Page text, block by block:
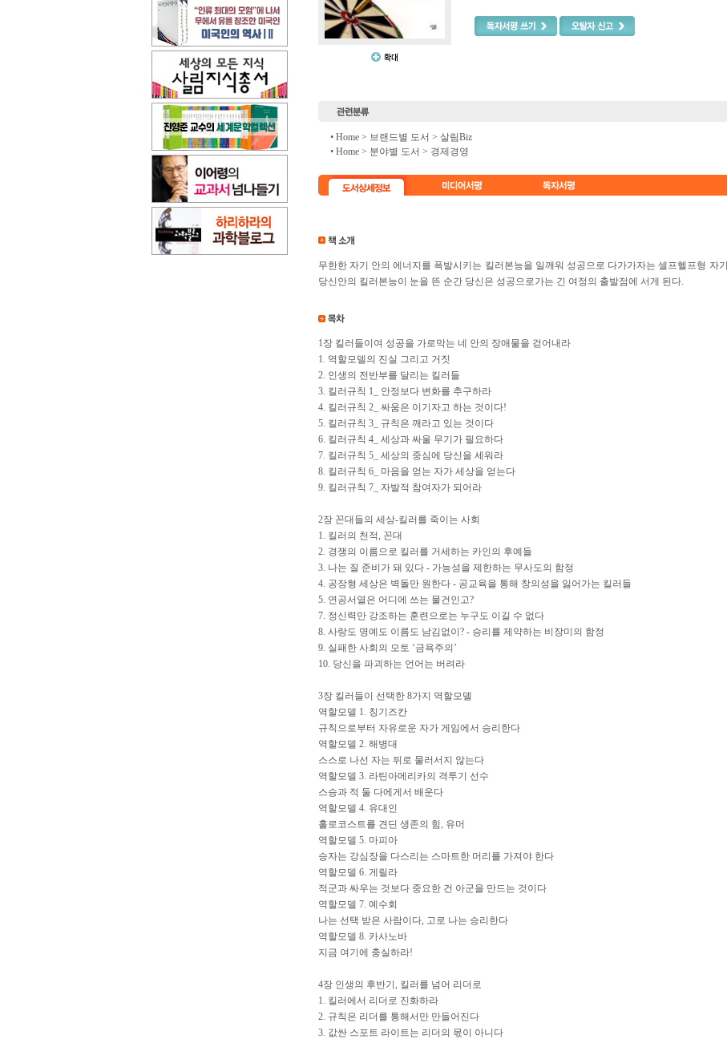
• Home > 브랜드별 도서 > 살림Biz
• Home > 분야별 도서 > 경제경영
무한한 자기 안의 에너지를 폭발시키는 킬러본능을 일깨워 성공으로 다가가자는 셀프헬프형 자
당신안의 킬러본능이 눈을 뜬 순간 당신은 성공으로가는 긴 여정의 출발점에 서게 된다.
1장 킬러들이여 성공을 가로막는 네 안의 장애물을 걷어내라
1. 역할모델의 진실 그리고 거짓
2. 인생의 전반부를 달리는 킬러들
3. 킬러규칙 1_ 안정보다 변화를 추구하라
4. 킬러규칙 2_ 싸움은 이기자고 하는 것이다!
5. 킬러규칙 3_ 규칙은 깨라고 있는 것이다
6. 킬러규칙 4_ 세상과 싸울 무기가 필요하다
7. 킬러규칙 5_ 세상의 중심에 당신을 세워라
8. 킬러규칙 6_ 마음을 얻는 자가 세상을 얻는다
9. 킬러규칙 7_ 자발적 참여자가 되어라
2장 꼰대들의 세상-킬러를 죽이는 사회
1. 킬러의 천적, 꼰대
2. 경쟁의 이름으로 킬러를 거세하는 카인의 후예들
3. 나는 질 준비가 돼 있다 - 가능성을 제한하는 무사도의 함정
4. 공장형 세상은 벽돌만 원한다 - 공교육을 통해 창의성을 잃어가는 킬러들
5. 연공서열은 어디에 쓰는 물건인고?
7. 정신력만 강조하는 훈련으로는 누구도 이길 수 없다
8. 사랑도 명예도 이름도 남김없이? - 승리를 제약하는 비장미의 함정
9. 실패한 사회의 모토 ‘금욕주의’
10. 당신을 파괴하는 언어는 버려라
3장 킬러들이 선택한 8가지 역할모델
역할모델 1. 칭기즈칸
규칙으로부터 자유로운 자가 게임에서 승리한다
역할모델 2. 해병대
스스로 나선 자는 뒤로 물러서지 않는다
역할모델 3. 라틴아메리카의 격투기 선수
스승과 적 둘 다에게서 배운다
역할모델 4. 유대인
홀로코스트를 견딘 생존의 힘, 유머
역할모델 5. 마피아
승자는 강심장을 다스리는 스마트한 머리를 가져야 한다
역할모델 6. 게릴라
적군과 싸우는 것보다 중요한 건 아군을 만드는 것이다
역할모델 7. 예수회
나는 선택 받은 사람이다, 고로 나는 승리한다
역할모델 8. 카사노바
지금 여기에 충실하라!
4장 인생의 후반기, 킬러를 넘어 리더로
1. 킬러에서 리더로 진화하라
2. 규칙은 리더를 통해서만 만들어진다
3. 값싼 스포트 라이트는 리더의 몫이 아니다